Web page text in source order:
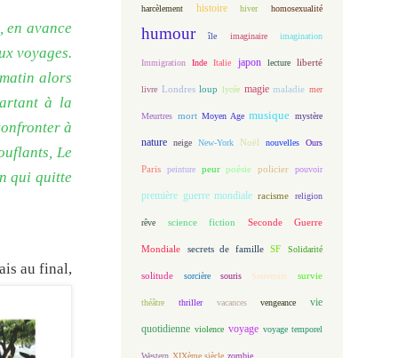
en avance
voyages.
alors
à la
à
Le
qui quitte
au final,
harcèlement histoire hiver homosexualité
humour île imaginaire imagination
Immigration Inde Italie japon lecture liberté
livre Londres loup lycée magie maladie mer
Meurtres mort Moyen Age musique mystère
nature neige New-York Noël nouvelles Ours
Paris peinture peur poésie policier pouvoir
première guerre mondiale racisme religion
rêve science fiction Seconde Guerre
Mondiale secrets de famille SF Solidarité
solitude sorcière souris Souvenirs survie
théâtre thriller vacances vengeance vie
quotidienne violence voyage voyage temporel
Western XIXème siècle zombie